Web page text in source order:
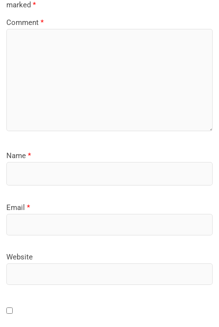
marked*
Comment*
Name*
Email*
Website